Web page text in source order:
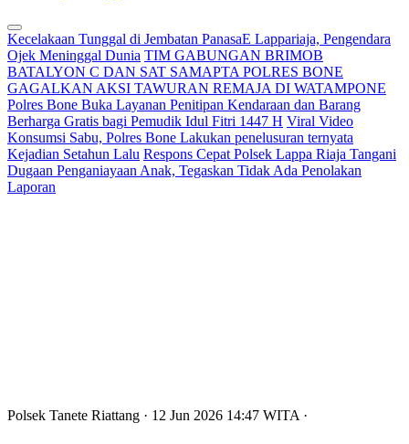
Kecelakaan Tunggal di Jembatan PanasaE Lappariaja, Pengendara
Ojek Meninggal Dunia TIM GABUNGAN BRIMOB
BATALYON C DAN SAT SAMAPTA POLRES BONE
GAGALKAN AKSI TAWURAN REMAJA DI WATAMPONE
Polres Bone Buka Layanan Penitipan Kendaraan dan Barang
Berharga Gratis bagi Pemudik Idul Fitri 1447 H Viral Video
Konsumsi Sabu, Polres Bone Lakukan penelusuran ternyata
Kejadian Setahun Lalu Respons Cepat Polsek Lappa Riaja Tangani
Dugaan Penganiayaan Anak, Tegaskan Tidak Ada Penolakan
Laporan
Polsek Tanete Riattang · 12 Jun 2026 14:47 WITA ·